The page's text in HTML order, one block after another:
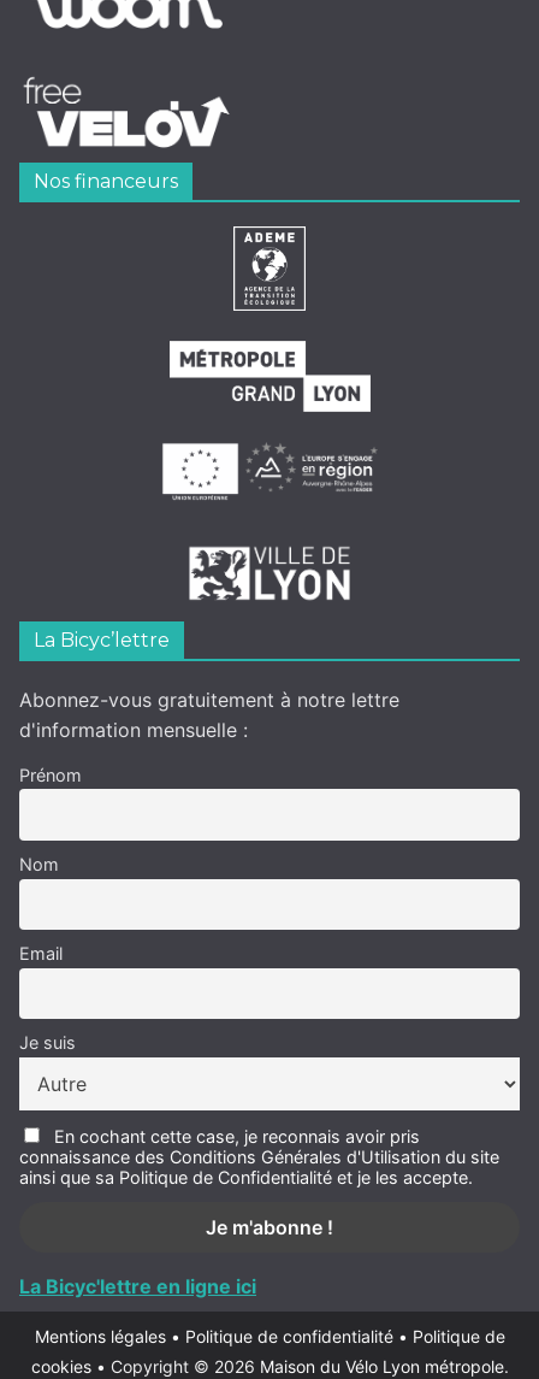
Nos financeurs
La Bicyc’lettre
Abonnez-vous gratuitement à notre lettre
d'information mensuelle :
Prénom
Nom
Email
Je suis
En cochant cette case, je reconnais avoir pris
connaissance des Conditions Générales d'Utilisation du site
ainsi que sa Politique de Confidentialité et je les accepte.
La Bicyc'lettre en ligne ici
Mentions légales • Politique de confidentialité • Politique de
cookies • Copyright © 2026 Maison du Vélo Lyon métropole.